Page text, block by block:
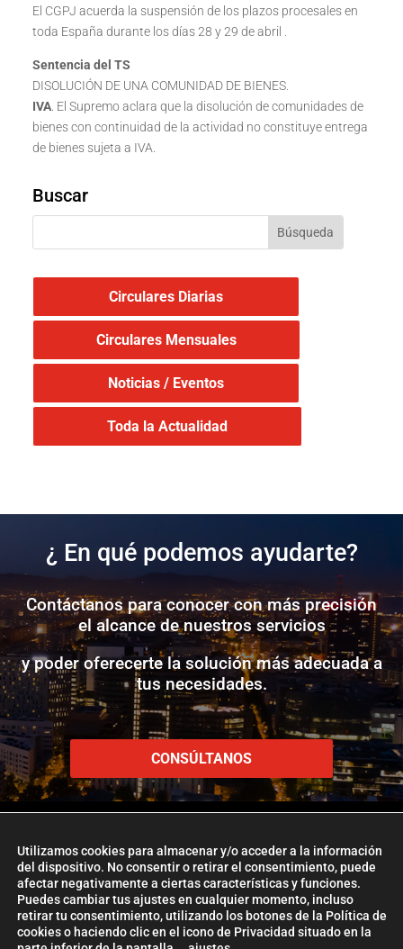
El CGPJ acuerda la suspensión de los plazos procesales en
toda España durante los días 28 y 29 de abril .
Sentencia del TS
DISOLUCIÓN DE UNA COMUNIDAD DE BIENES.
IVA. El Supremo aclara que la disolución de comunidades de
bienes con continuidad de la actividad no constituye entrega
de bienes sujeta a IVA.
Buscar
Circulares Diarias
Circulares Mensuales
Noticias / Eventos
Toda la Actualidad
¿ En qué podemos ayudarte?
Contáctanos para conocer con más precisión
el alcance de nuestros servicios
y poder oferecerte la solución más adecuada a
tus necesidades.
CONSÚLTANOS
www.etlglobaladd.com
Copyright 2024 © ETL GLOBAL ADD
Utilizamos cookies para almacenar y/o acceder a la información
del dispositivo. No consentir o retirar el consentimiento, puede
afectar negativamente a ciertas características y funciones.
Puedes cambiar tus ajustes en cualquier momento, incluso
retirar tu consentimiento, utilizando los botones de la Política de
cookies o haciendo clic en el icono de Privacidad situado en la